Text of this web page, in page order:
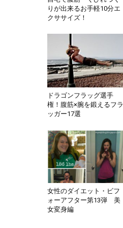
りが出来るお手軽10分エ
クササイズ！
ドラゴンフラッグ選手
権！腹筋×腕を鍛えるフラ
ッガー17選
女性のダイエット・ビフ
ォーアフター第13弾 美
女変身編